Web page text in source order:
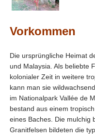
Vorkommen
Die ursprüngliche Heimat
und Malaysia. Als beliebte
kolonialer Zeit in weitere
kann man sie
im Nationalpark Vallée de
bestand aus einem
eines Baches. Die mulchig
Granitfelsen bildeten die